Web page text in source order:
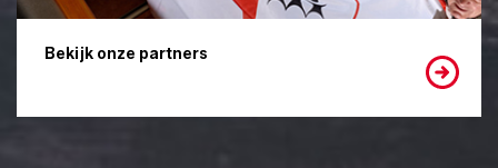
Bekijk onze partners